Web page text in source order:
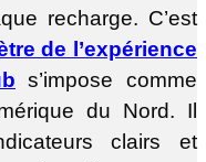
recharge. C’est
de l’expérience
s’impose comme
du Nord. Il
clairs et